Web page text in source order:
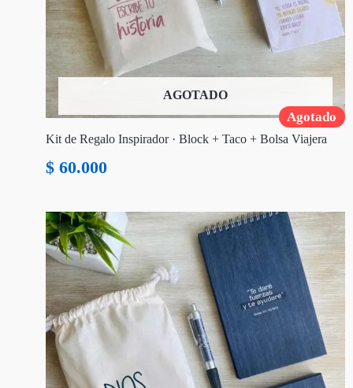
Agotado
AGOTADO
Kit de Regalo Inspirador · Block + Taco + Bolsa Viajera
$ 60.000